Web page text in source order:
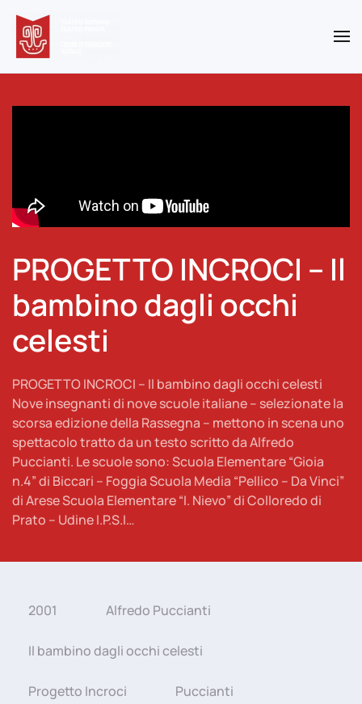
Skip to main content
PROGETTO INCROCI – Il
bambino dagli occhi
celesti
PROGETTO INCROCI – Il bambino dagli occhi celesti
Nove insegnanti di nove scuole italiane – selezionate la
scorsa edizione della Rassegna – mettono in scena uno
spettacolo tratto da un testo scritto da Alfredo
Puccianti. Le scuole sono: Scuola Elementare “Gioia
n.4” di Biccari – Foggia Scuola Media “Pellico – Da Vinci”
di Arese Scuola Elementare “I. Nievo” di Colloredo di
Prato – Udine I.P.S.I…
2001 Alfredo Puccianti
Il bambino dagli occhi celesti
Progetto Incroci Puccianti